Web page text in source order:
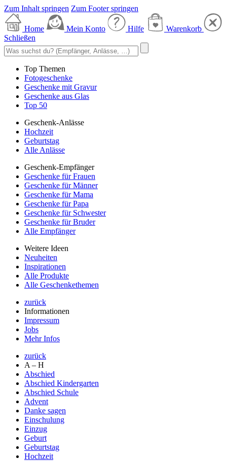
Zum Inhalt springen Zum Footer springen
Home Mein Konto Hilfe
Warenkorb
Schließen
Top Themen
Fotogeschenke
Geschenke mit Gravur
Geschenke aus Glas
Top 50
Geschenk-Anlässe
Hochzeit
Geburtstag
Alle Anlässe
Geschenk-Empfänger
Geschenke für Frauen
Geschenke für Männer
Geschenke für Mama
Geschenke für Papa
Geschenke für Schwester
Geschenke für Bruder
Alle Empfänger
Weitere Ideen
Neuheiten
Inspirationen
Alle Produkte
Alle Geschenkethemen
zurück
Informationen
Impressum
Jobs
Mehr Infos
zurück
A – H
Abschied
Abschied Kindergarten
Abschied Schule
Advent
Danke sagen
Einschulung
Einzug
Geburt
Geburtstag
Hochzeit